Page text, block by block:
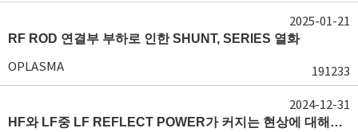
RF ROD 연결부 부하로 인한 SHUNT, SERIES 열화
OPLASMA 191233
2025-01-21
HF와 LF중 LF REFLECT POWER가 커지는 현상에 대해서 도움이 필요합니다.
2024-12-31